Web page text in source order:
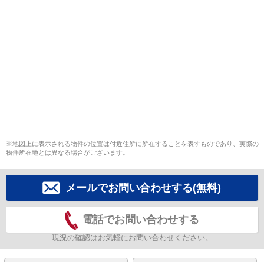
※地図上に表示される物件の位置は付近住所に所在することを表すものであり、実際の
物件所在地とは異なる場合がございます。
メールでお問い合わせする(無料)
電話でお問い合わせする
現況の確認はお気軽にお問い合わせください。